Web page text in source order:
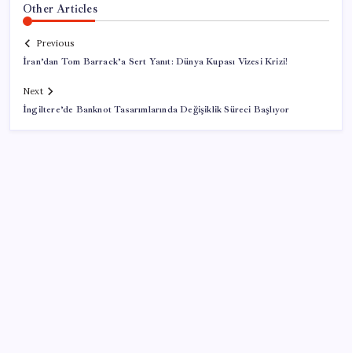
Other Articles
Previous
İran’dan Tom Barrack’a Sert Yanıt: Dünya Kupası Vizesi Krizi!
Next
İngiltere’de Banknot Tasarımlarında Değişiklik Süreci Başlıyor